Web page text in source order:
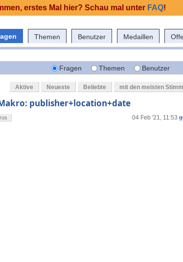
Themen Benutzer Medaillen
Fragen Themen Benutzer
Aktive Neueste Beliebte mit den meisten
publisher+location+date
04 Feb '21, 11:53
erstes Mal hier? Schau mal unter FAQ!